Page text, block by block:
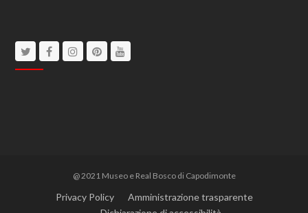
TwitterFacebookInstagram
Pinterest
@ 2021 Museo e Real Bosco di Capodimonte
Privacy Policy
Amministrazione trasparente